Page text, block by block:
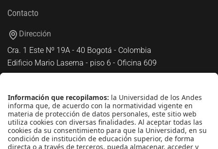
Contacto
Dirección
Cra. 1 Este Nº 19A - 40 Bogotá - Colombia
Edificio Mario Laserna - piso 6 - Oficina 609
+(571) 339 49 49 - Ext. 4830
Enlaces de interés